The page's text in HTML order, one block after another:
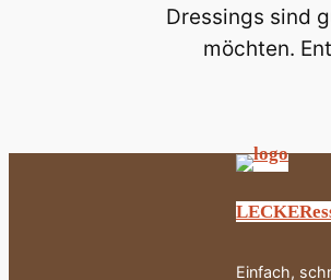
Dressings sind
möchten.
Einfach,